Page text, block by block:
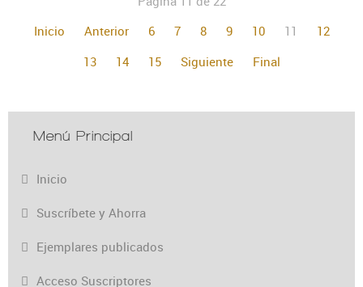
Inicio
Anterior 6 7 8 9 10 11
12
13
14 15 Siguiente Final
Menú Principal
Inicio
Suscríbete y Ahorra
Ejemplares publicados
Acceso Suscriptores